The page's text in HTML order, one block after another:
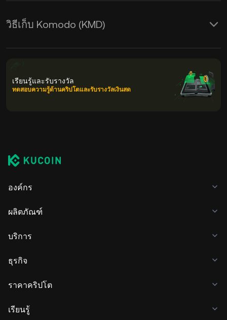
วิธีเก็บ Komodo (KMD)
เรียนรู้และรับรางวัล
ทดสอบความรู้ด้านคริปโตและรับรางวัลเงินสด
องค์กร
ผลิตภัณฑ์
บริการ
ธุรกิจ
ราคาคริปโต
เรียนรู้